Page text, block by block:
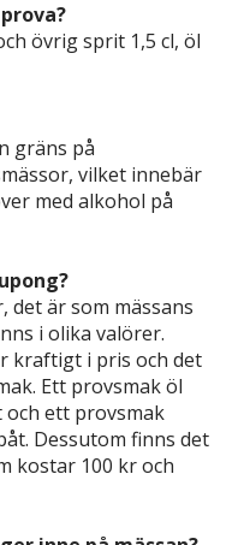
övrig sprit 1,5 cl, öl
gräns på
vilket innebär
med alkohol på
det är som mässans
i olika valörer.
kraftigt i pris och det
Ett provsmak öl
ett provsmak
Dessutom finns det
kostar 100 kr och